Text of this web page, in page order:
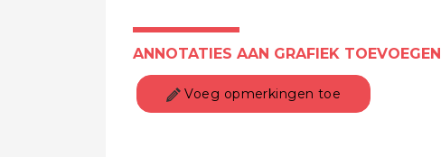
ANNOTATIES AAN GRAFIEK TOEVOEGEN
Voeg opmerkingen toe